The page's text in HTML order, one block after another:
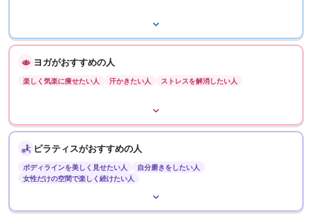
ヨガがおすすめの人
楽しく気楽に痩せたい人 汗かきたい人 ストレスを解消したい人
ピラティスがおすすめの人
ボディラインを美しく見せたい人
自分磨きをしたい人
女性だけの空間で楽しく続けたい人